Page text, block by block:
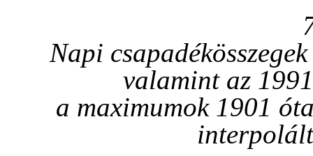
Napi
valamint az
a maximumok 1901